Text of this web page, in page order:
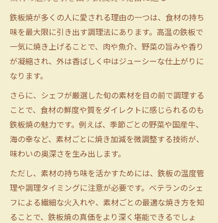
鉄板焼が多くの人に愛される理由の一つは、食材の持ち
味を最大限に引き出す調理法にあります。高温の鉄板で
一気に焼き上げることで、肉や魚介、野菜の旨みや香り
が凝縮され、外は香ばしく中はジューシーな仕上がりに
なります。
さらに、シェフが厳選した旬の素材を目の前で調理する
ことで、食材の鮮度や質をダイレクトに感じられるのも
鉄板焼の魅力です。例えば、季節ごとの野菜や国産牛、
海の幸など、素材ごとに焼き加減を微調整する技術が、
味わいの奥深さを生み出します。
ただし、素材の持ち味を活かすためには、鉄板の温度管
理や調理タイミングに注意が必要です。ベテランのシェ
フによる繊細な火入れや、素材ごとの最適な焼き方を知
ることで、鉄板焼の真価をより深く堪能できるでしょ